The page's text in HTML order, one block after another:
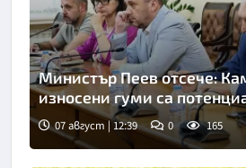
Министър Пеев отсече:
износени гуми са
07 август | 12:39 0 165